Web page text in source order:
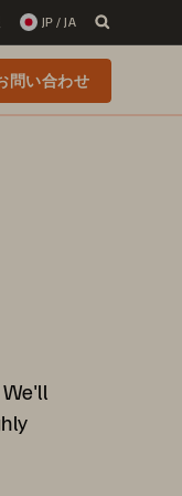
JP / JA
問い合わせ